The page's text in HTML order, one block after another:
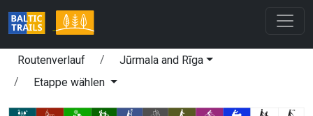
Routenverlauf
Jūrmala and Rīga
Etappe wählen